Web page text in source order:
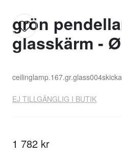
grön
glasskärm -
ceilinglamp.167.gr.glass004
EJ TILLGÄNGLIG I BUTIK
1 782 kr